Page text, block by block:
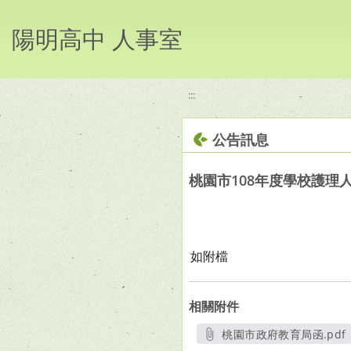
陽明高中 人事室
:::
公告訊息
桃園市108年度學校護理
如附檔
相關附件
桃園市政府教育局函.pdf